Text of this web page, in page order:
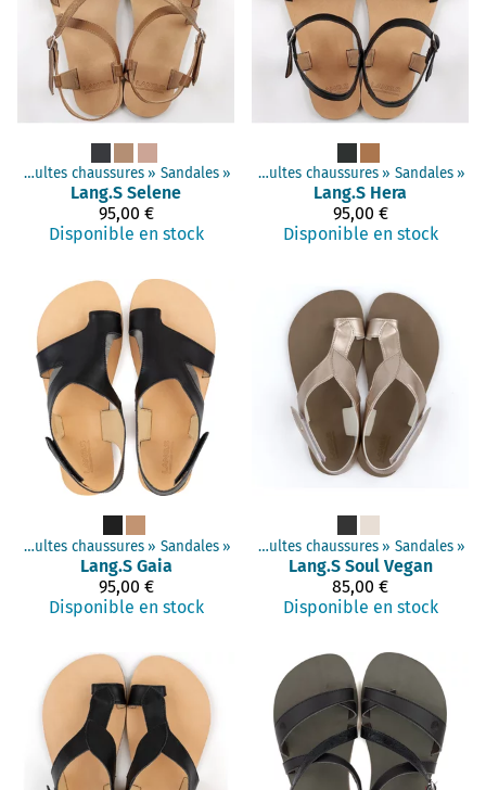
Adultes chaussures ‪» Sandales ‪»
Lang.S Selene
95,00 €
Disponible en stock
Produits‪» Chaussures minimalistes Adultes chaussures ‪» Sandales ‪»
Lang.S Hera
95,00 €
Disponible en stock
Adultes chaussures ‪» Sandales ‪»
Lang.S Gaia
95,00 €
Disponible en stock
Produits‪» Chaussures minimalistes Adultes chaussures ‪» Sandales ‪»
Lang.S Soul Vegan
85,00 €
Disponible en stock